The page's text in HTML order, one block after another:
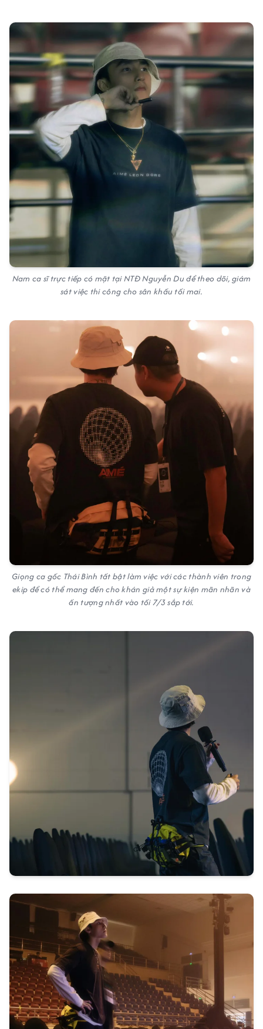
Nam ca sĩ trực tiếp có mặt tại NTĐ Nguyễn Du để theo dõi, giám
sát việc thi công cho sân khấu tối mai.
Giọng ca gốc Thái Bình tất bật làm việc với các thành viên trong
ekip để có thể mang đến cho khán giả một sự kiện mãn nhãn và
ấn tượng nhất vào tối 7/3 sắp tới.